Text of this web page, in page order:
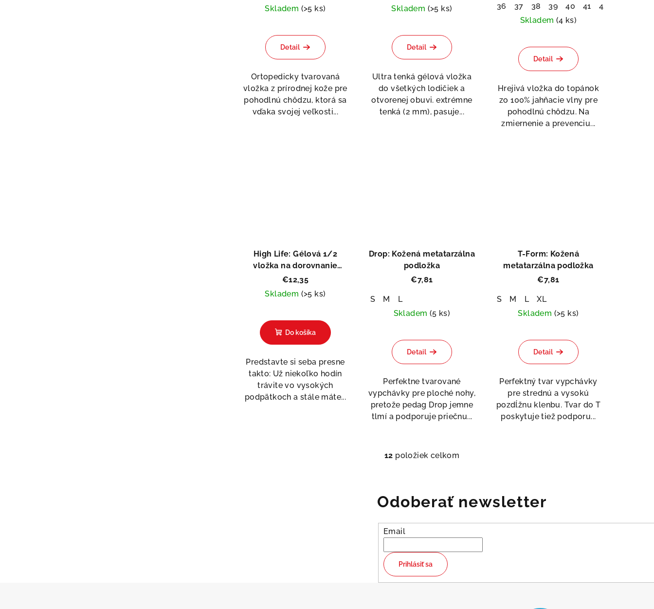
Skladem (>5 ks)
hodnotenie
produktu
je
5,0
z
5
hviezdičiek.
Detail
Ortopedicky tvarovaná
vložka z prírodnej kože pre
pohodlnú chôdzu, ktorá sa
vďaka svojej veľkosti...
Skladem (>5 ks)
hodnotenie
produktu
je
5,0
z
5
hviezdičiek.
Detail
Ultra tenká gélová vložka
do všetkých lodičiek a
otvorenej obuvi. extrémne
tenká (2 mm), pasuje...
36 37 38 39 40 41 42
Skladem (4 ks)
hodnotenie
produktu
je
5,0
z
5
hviezdičiek.
Detail
Hrejivá vložka do topánok
zo 100% jahňacie vlny pre
pohodlnú chôdzu. Na
zmiernenie a prevenciu...
High Life: Gélová 1/2
vložka na dorovnanie
veľkosti
€12,35
Skladem (>5 ks)
Do košíka
Predstavte si seba presne
takto: Už niekoľko hodín
trávite vo vysokých
podpätkoch a stále máte...
Drop: Kožená metatarzálna
podložka
€7,81
S M
L
Skladem (5 ks)
Detail
Perfektne tvarované
vypchávky pre ploché nohy,
pretože pedag Drop jemne
tlmí a podporuje priečnu...
T-Form: Kožená
metatarzálna podložka
€7,81
S M L
XL
Skladem (>5 ks)
Detail
Perfektný tvar vypchávky
pre strednú a vysokú
pozdĺžnu klenbu. Tvar do T
poskytuje tiež podporu...
O
á
i
e
p
12 položiek celkom
Odoberať newsletter
Email
Prihlásiť sa